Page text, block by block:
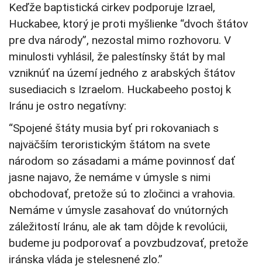
Keďže baptistická cirkev podporuje Izrael,
Huckabee, ktorý je proti myšlienke “dvoch štátov
pre dva národy”, nezostal mimo rozhovoru. V
minulosti vyhlásil, že palestínsky štát by mal
vzniknúť na území jedného z arabských štátov
susediacich s Izraelom. Huckabeeho postoj k
Iránu je ostro negatívny:
“Spojené štáty musia byť pri rokovaniach s
najväčším teroristickým štátom na svete
národom so zásadami a máme povinnosť dať
jasne najavo, že nemáme v úmysle s nimi
obchodovať, pretože sú to zločinci a vrahovia.
Nemáme v úmysle zasahovať do vnútorných
záležitostí Iránu, ale ak tam dôjde k revolúcii,
budeme ju podporovať a povzbudzovať, pretože
iránska vláda je stelesnené zlo.”